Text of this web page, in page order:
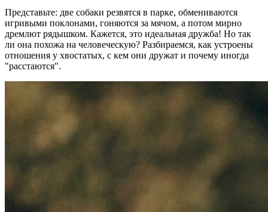
Представьте: две собаки резвятся в парке, обмениваются
игривыми поклонами, гоняются за мячом, а потом мирно
дремлют рядышком. Кажется, это идеальная дружба! Но так
ли она похожа на человеческую? Разбираемся, как устроены
отношения у хвостатых, с кем они дружат и почему иногда
"расстаются".